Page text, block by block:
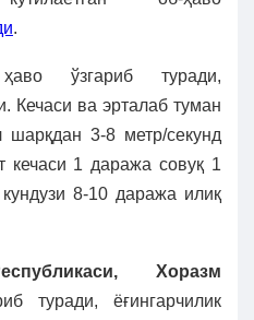
.
ўзгариб туради,
Кечаси ва эрталаб туман
3-8 метр/секунд
кечаси 1 даража совуқ 1
8-10 даража илиқ
Хоразм
туради, ёғингарчилик